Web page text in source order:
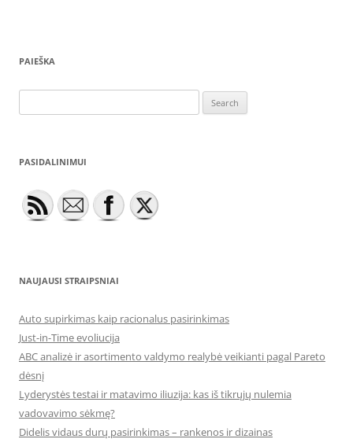
PAIEŠKA
for:
PASIDALINIMUI
NAUJAUSI STRAIPSNIAI
Auto supirkimas kaip racionalus pasirinkimas
Just-in-Time evoliucija
ABC analizė ir asortimento valdymo realybė veikianti pagal Pareto
dėsnį
Lyderystės testai ir matavimo iliuzija: kas iš tikrųjų nulemia
vadovavimo sėkmę?
Didelis vidaus durų pasirinkimas – rankenos ir dizainas